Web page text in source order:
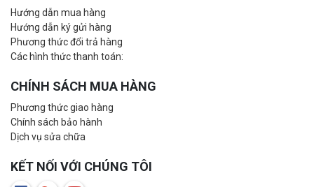
Hướng dẫn mua hàng
Hướng dẫn ký gửi hàng
Phương thức đổi trả hàng
Các hình thức thanh toán:
CHÍNH SÁCH MUA HÀNG
Phương thức giao hàng
Chính sách bảo hành
Dịch vụ sửa chữa
KẾT NỐI VỚI CHÚNG TÔI